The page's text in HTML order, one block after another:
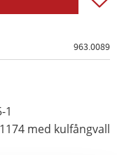
963.0089
1
med kulfångvall